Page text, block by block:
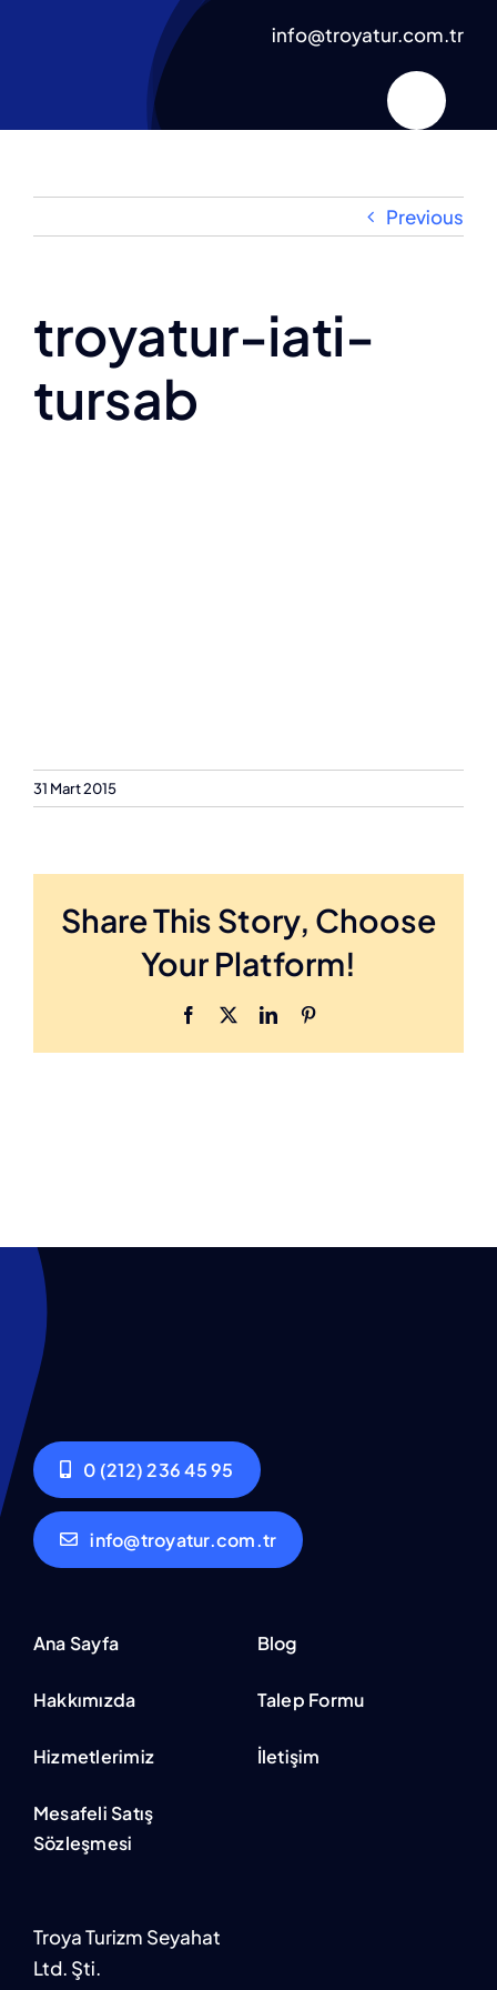
info@troyatur.com.tr
Previous
troyatur-iati-
tursab
31 Mart 2015
Share This Story, Choose
Your Platform!
Facebook LinkedIn
0 (212) 236 45 95
info@troyatur.com.tr
Ana Sayfa
Hakkımızda
Hizmetlerimiz
Mesafeli Satış
Sözleşmesi
Blog
Talep Formu
İletişim
Troya Turizm Seyahat
Ltd. Şti.